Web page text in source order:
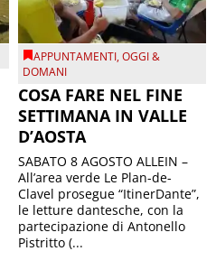
APPUNTAMENTI,OGGI &
DOMANI
COSA FARE NEL FINE
SETTIMANA IN VALLE
D’AOSTA
SABATO 8 AGOSTO ALLEIN –
All’area verde Le Plan-de-
Clavel prosegue “ItinerDante”,
le letture dantesche, con la
partecipazione di Antonello
Pistritto (...